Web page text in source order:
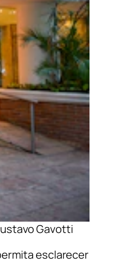
Gavotti
esclarecer